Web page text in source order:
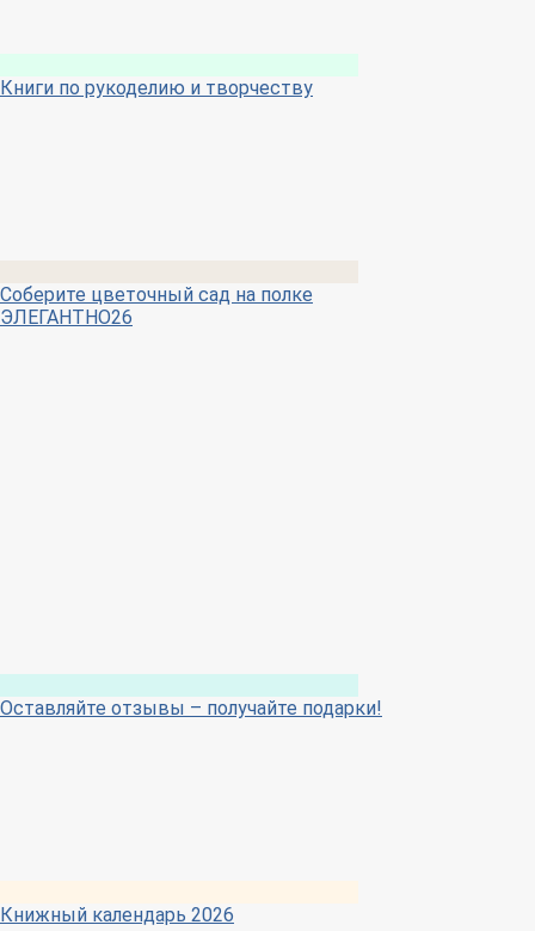
Книги по рукоделию и творчеству
Соберите цветочный сад на полке
ЭЛЕГАНТНО26
Оставляйте отзывы – получайте подарки!
Книжный календарь 2026